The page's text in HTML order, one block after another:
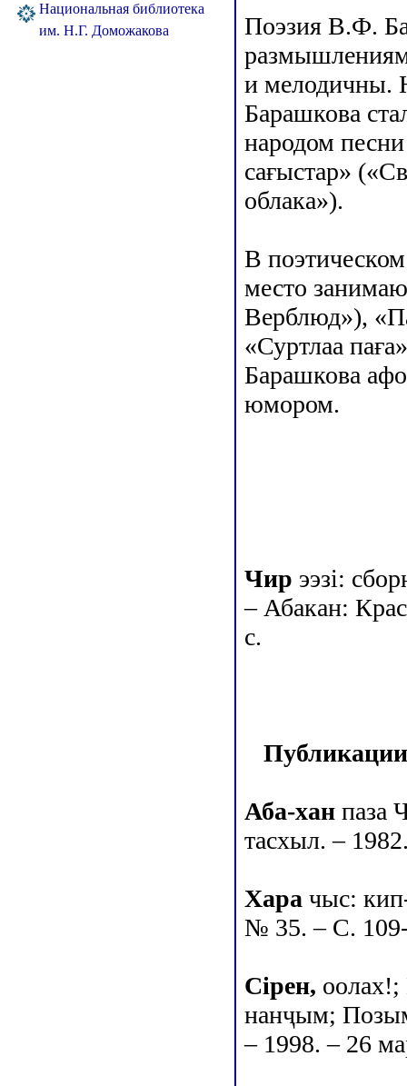
Национальная библиотека
им. Н.Г. Доможакова
Поэзия В.Ф.
и мелодичны.
Барашкова
народом
сағыстар»
облака»).
В
место
Верблюд»),
«Суртлаа
Барашкова
юмором.
Чир ээзi:
– Абакан:
с.
Публикации
Аба-хан паза
тасхыл. –
Хара чыс:
№ 35. – С.
Сiрен,
нанҷым;
– 1998. – 26